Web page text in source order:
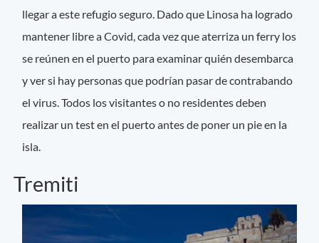
llegar a este refugio seguro. Dado que Linosa ha logrado
mantener libre a Covid, cada vez que aterriza un ferry los
se reúnen en el puerto para examinar quién desembarca
y ver si hay personas que podrían pasar de contrabando
el virus. Todos los visitantes o no residentes deben
realizar un test en el puerto antes de poner un pie en la
isla.
Tremiti